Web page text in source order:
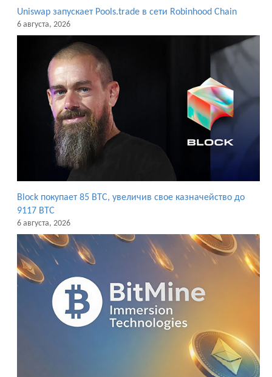
Uniswap запускает Pools.trade в сети Robinhood Chain
6 августа, 2026
Block покупает 85 BTC, увеличив свое казначейство до
9117 BTC
6 августа, 2026